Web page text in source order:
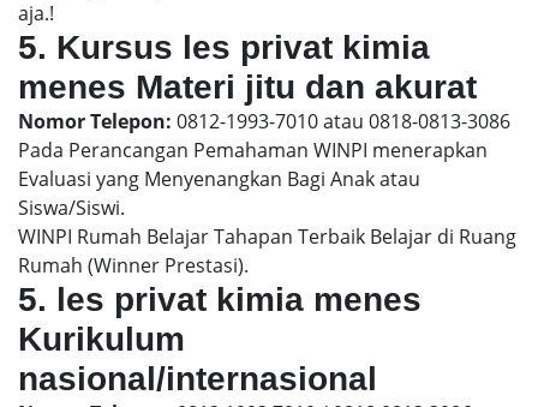
aja.!
5. Kursus les privat kimia
menes Materi jitu dan akurat
Nomor Telepon: 0812-1993-7010 atau 0818-0813-3086
Pada Perancangan Pemahaman WINPI menerapkan
Evaluasi yang Menyenangkan Bagi Anak atau
Siswa/Siswi.
WINPI Rumah Belajar Tahapan Terbaik Belajar di Ruang
Rumah (Winner Prestasi).
5. les privat kimia menes
Kurikulum
nasional/internasional